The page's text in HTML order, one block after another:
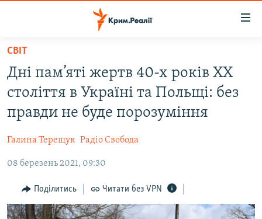
Перейти
основного
матеріалу
до
основної
Перейти
пошуку
ВОДА.КРИМ
БЛОГИ
ПОГЛЯД
ІНТЕРВ'Ю
ВСЕ ЗА ДЕНЬ
СВІТ
Дні пам’яті жертв 40-х років ХХ
століття в Україні та Польщі: без
правди не буде порозуміння
Галина Терещук Радіо Свобода
08 березень 2021, 09:30
Поділитись Читати без VPN